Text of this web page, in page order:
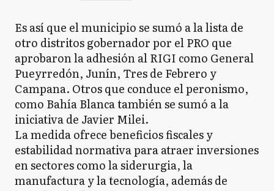
Es así que el municipio se sumó a la lista de
otro distritos gobernador por el PRO que
aprobaron la adhesión al RIGI como General
Pueyrredón, Junín, Tres de Febrero y
Campana. Otros que conduce el peronismo,
como Bahía Blanca también se sumó a la
iniciativa de Javier Milei.
La medida ofrece beneficios fiscales y
estabilidad normativa para atraer inversiones
en sectores como la siderurgia, la
manufactura y la tecnología, además de